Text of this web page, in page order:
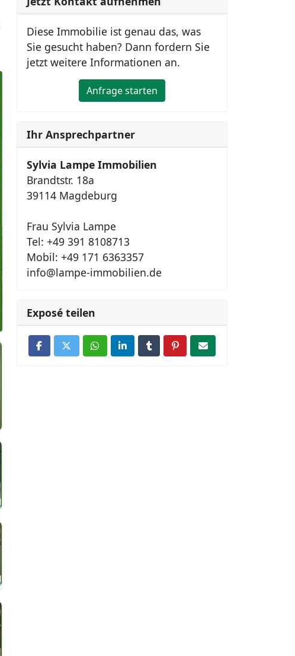
Diese Immobilie ist genau das, was
Sie gesucht haben? Dann fordern Sie
jetzt weitere Informationen an.
Anfrage starten
Ihr Ansprechpartner
Sylvia Lampe Immobilien
Brandtstr. 18a
39114 Magdeburg
Frau Sylvia Lampe
Tel: +49 391 8108713
Mobil: +49 171 6363357
info@lampe-immobilien.de
Exposé teilen